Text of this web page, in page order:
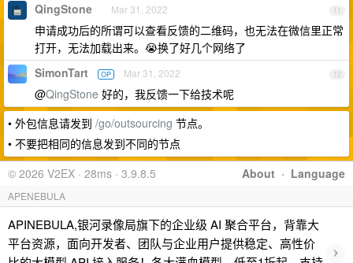
11
QingStone Mar 31, 2022
申请成功后的所谓可以查看反馈的二维码，也无法在微信里正常
打开，无法加载出来。😭换了好几个网络了
12
SimonTart OP Mar 31, 2022
@QingStone 好的，我反馈一下给技术呢
• 外包信息请发到 /go/outsourcing 节点。
• 不要把相同的信息发到不同的节点
About · Language
© 2026 V2EX · 28ms · 3.9.8.5
APENEBULA
APINEBULA,银河录像局旗下的企业级 AI 聚合平台，背靠大
平台资源，面向开发者、团队与企业用户提供稳定、高性价
›